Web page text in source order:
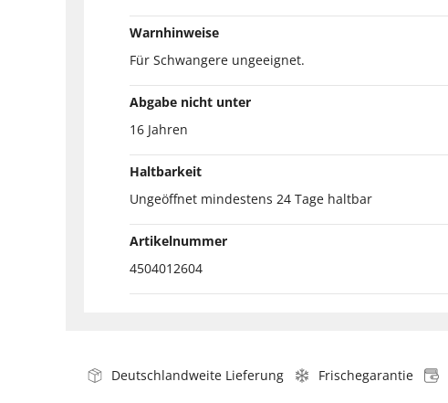
Warnhinweise
Für Schwangere ungeeignet.
Abgabe nicht unter
16 Jahren
Haltbarkeit
Ungeöffnet mindestens 24 Tage haltbar
Artikelnummer
4504012604
Deutschlandweite Lieferung Frischegarantie